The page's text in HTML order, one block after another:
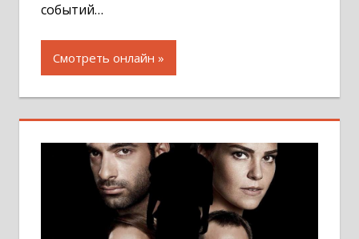
событий…
Смотреть онлайн